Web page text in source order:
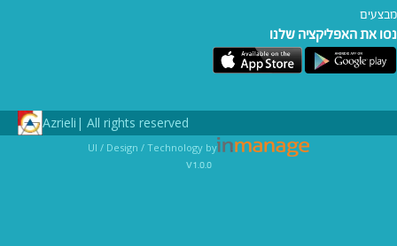
מבצעים
נסו את האפליקציה שלנו
All rights reserved |
Azrieli
UI / Design / Technology by
v1.0.0